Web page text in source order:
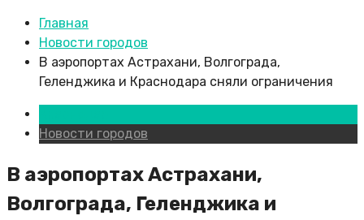
Главная
Новости городов
В аэропортах Астрахани, Волгограда,
Геленджика и Краснодара сняли ограничения
Новости городов
В аэропортах Астрахани,
Волгограда, Геленджика и